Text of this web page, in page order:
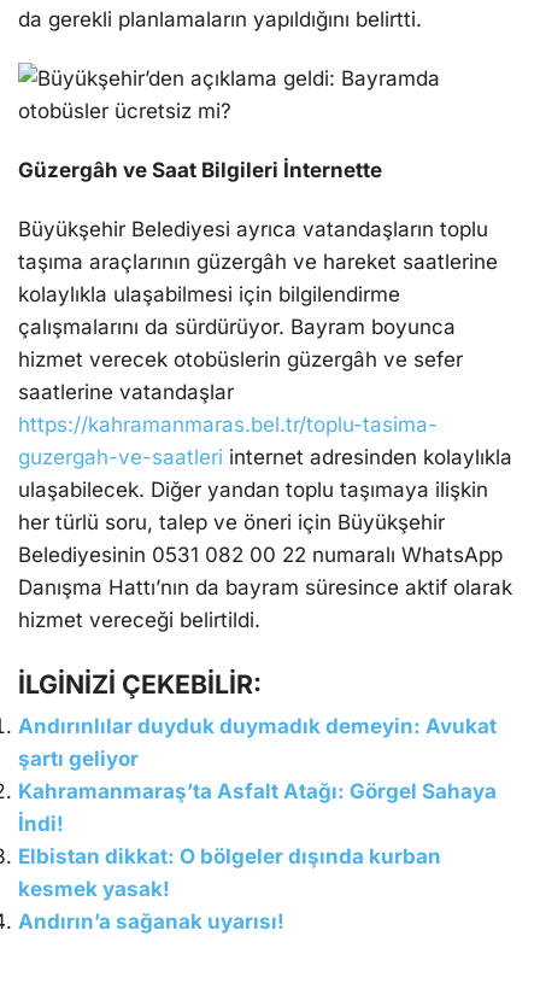
da gerekli planlamaların yapıldığını belirtti.
Güzergâh ve Saat Bilgileri İnternette
Büyükşehir Belediyesi ayrıca vatandaşların toplu
taşıma araçlarının güzergâh ve hareket saatlerine
kolaylıkla ulaşabilmesi için bilgilendirme
çalışmalarını da sürdürüyor. Bayram boyunca
hizmet verecek otobüslerin güzergâh ve sefer
saatlerine vatandaşlar
https://kahramanmaras.bel.tr/toplu-tasima-
guzergah-ve-saatleri internet adresinden kolaylıkla
ulaşabilecek. Diğer yandan toplu taşımaya ilişkin
her türlü soru, talep ve öneri için Büyükşehir
Belediyesinin 0531 082 00 22 numaralı WhatsApp
Danışma Hattı’nın da bayram süresince aktif olarak
hizmet vereceği belirtildi.
İLGİNİZİ ÇEKEBİLİR:
Andırınlılar duyduk duymadık demeyin: Avukat
şartı geliyor
Kahramanmaraş’ta Asfalt Atağı: Görgel Sahaya
İndi!
Elbistan dikkat: O bölgeler dışında kurban
kesmek yasak!
Andırın’a sağanak uyarısı!